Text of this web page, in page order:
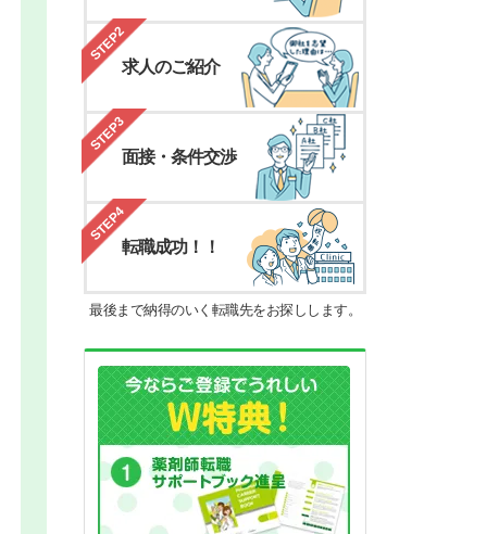
STEP2
求人のご紹介
STEP3
面接・条件交渉
STEP4
転職成功！！
最後まで納得のいく転職先をお探しします。